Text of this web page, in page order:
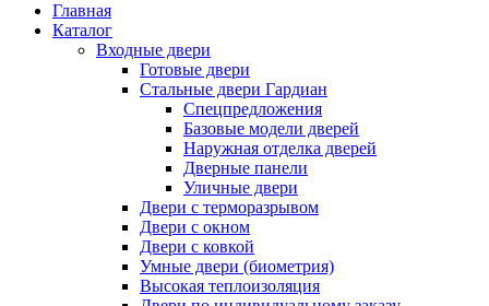
Главная
Каталог
Входные двери
Готовые двери
Стальные двери Гардиан
Спецпредложения
Базовые модели дверей
Наружная отделка дверей
Дверные панели
Уличные двери
Двери с терморазрывом
Двери с окном
Двери с ковкой
Умные двери (биометрия)
Высокая теплоизоляция